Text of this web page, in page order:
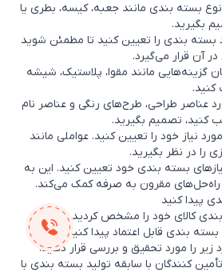
بسته بندی مانند جعبه، کیسه، بطری یا
بگیرید.
بسته بندی را تعیین کنید تا مطمئن شوید
آن قرار می‌گیرد.
گزینه‌هایی مانند مقوا، پلاستیک، شیشه
کنید.
عناصر طراحی، طرح‌های رنگی و عناصر نام
کنید، تصمیم بگیرید.
نیاز خود را تعیین کنید. عواملی مانند
را در نظر بگیرید.
بسته بندی خود تعیین کنید. این به
راه‌حل‌های مقرون به صرفه کمک می‌کند.
پیدا کنید
کالای خود را مشخص کردید، وقت آن
بندی قابل اعتماد پیدا کنید. هنگام
زیر را مورد تحقیق و بررسی قرار دهید:
کنندگان با سابقه تولید بسته بندی با